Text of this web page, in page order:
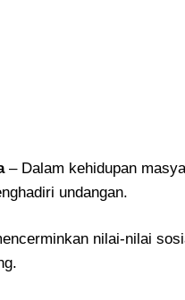
– Dalam kehidupan
undangan.
nilai-nilai